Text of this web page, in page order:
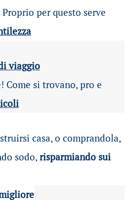
per questo serve
viaggio
Come si trovano, pro e
casa, o comprandola,
sodo,risparmiando sui